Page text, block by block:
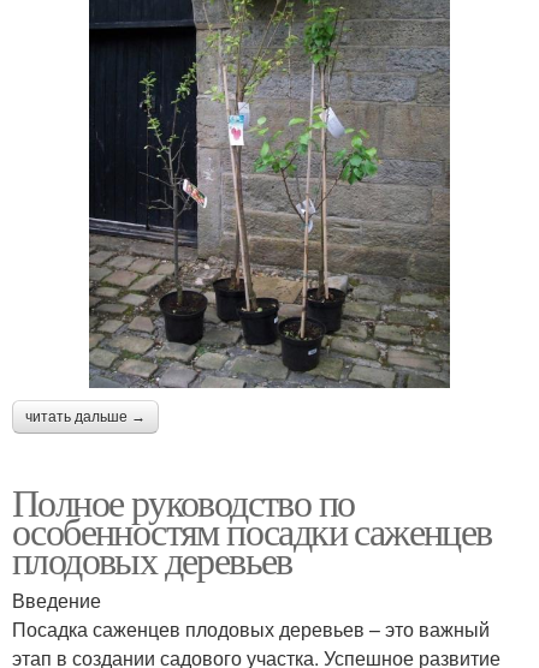
читать дальше →
Полное руководство по
особенностям посадки саженцев
плодовых деревьев
Введение
Посадка саженцев плодовых деревьев – это важный
этап в создании садового участка. Успешное развитие